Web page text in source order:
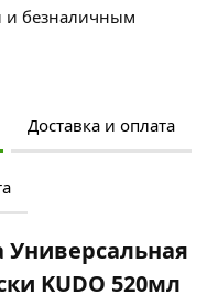
и безналичным
Доставка и оплата
Универсальная
KUDO 520мл